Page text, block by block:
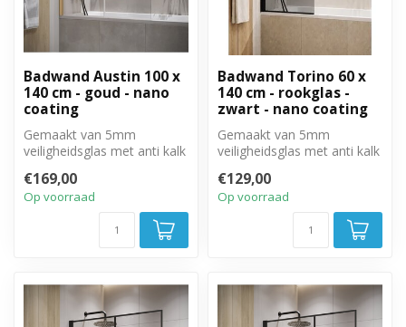
Badwand Austin 100 x
140 cm - goud - nano
coating
Gemaakt van 5mm
veiligheidsglas met anti kalk
te draai...
€169,00
Op voorraad
Badwand Torino 60 x
140 cm - rookglas -
zwart - nano coating
Gemaakt van 5mm
veiligheidsglas met anti kalk
te draai...
€129,00
Op voorraad